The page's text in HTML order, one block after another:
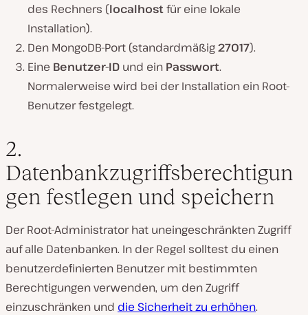
des Rechners (localhostfür eine lokale
Installation).
Den MongoDB-Port (standardmäßig27017).
Eine Benutzer-ID und ein Passwort.
Normalerweise wird bei der Installation ein Root-
Benutzer festgelegt.
2.
Datenbankzugriffsberechtigun
gen festlegen und speichern
Der Root-Administrator hat uneingeschränkten Zugriff
auf alle Datenbanken. In der Regel solltest du einen
benutzerdefinierten Benutzer mit bestimmten
Berechtigungen verwenden, um den Zugriff
einzuschränken und die Sicherheit zu erhöhen.